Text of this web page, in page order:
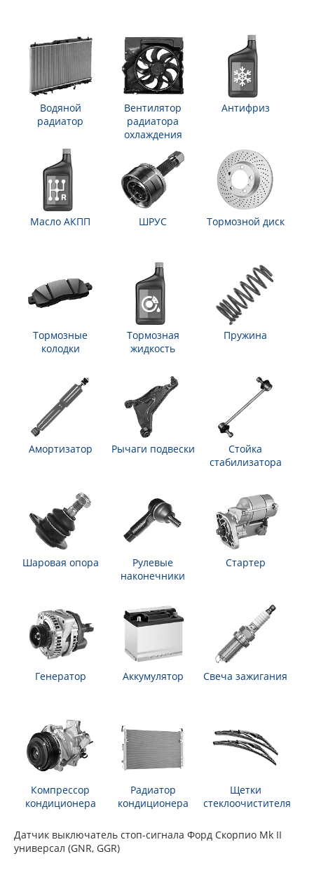
Водяной
радиатор
Вентилятор
радиатора
охлаждения
Антифриз
Масло АКПП ШРУС Тормозной диск
Тормозные
колодки
Тормозная
жидкость
Пружина
Амортизатор Рычаги подвески
Стойка
стабилизатора
Шаровая опора
Рулевые
наконечники
Стартер
Генератор Аккумулятор Свеча зажигания
Компрессор
кондиционера
Радиатор
кондиционера
Щетки
стеклоочистителя
Датчик выключатель стоп-сигнала Форд Скорпио Mk II
универсал (GNR, GGR)